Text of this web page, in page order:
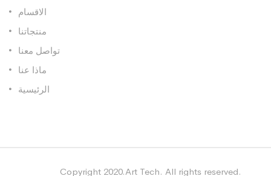
الاقسام
منتجاتنا
تواصل معنا
ماذا عنا
الرئيسية
Copyright 2020.Art Tech. All rights reserved.